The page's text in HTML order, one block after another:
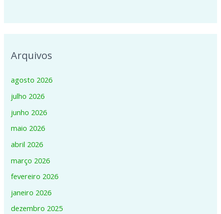
Arquivos
agosto 2026
julho 2026
junho 2026
maio 2026
abril 2026
março 2026
fevereiro 2026
janeiro 2026
dezembro 2025